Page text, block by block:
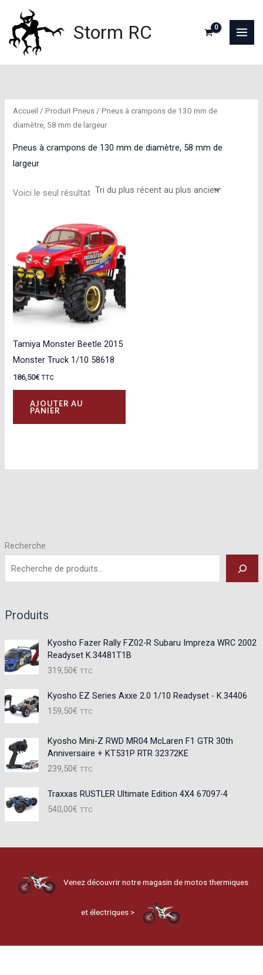
contenu
Storm RC
Recherche
Produits
Kyosho Fazer Rally FZ02-R Subaru Impreza WRC 2002
Readyset K.34481T1B
319,50€ TTC
Kyosho EZ Series Axxe 2.0 1/10 Readyset - K.34406
159,50€ TTC
Kyosho Mini-Z RWD MR04 McLaren F1 GTR 30th
Anniversaire + KT531P RTR 32372KE
239,50€ TTC
Traxxas RUSTLER Ultimate Edition 4X4 67097-4
540,00€ TTC
Accueil / Produit Pneus / Pneus à crampons de 130 mm de
diamètre, 58 mm de largeur
Pneus à crampons de 130 mm de diamètre, 58 mm de
largeur
Voici le seul résultat
Tamiya Monster Beetle 2015
Monster Truck 1/10 58618
186,50€ TTC
AJOUTER AU
PANIER
Venez découvrir notre magasin de motos thermiques
et électriques >